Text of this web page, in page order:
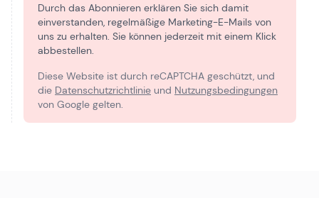
Durch das Abonnieren erklären Sie sich damit
einverstanden, regelmäßige Marketing-E-Mails von
uns zu erhalten. Sie können jederzeit mit einem Klick
abbestellen.
Diese Website ist durch reCAPTCHA geschützt, und
die Datenschutzrichtlinie und Nutzungsbedingungen
von Google gelten.